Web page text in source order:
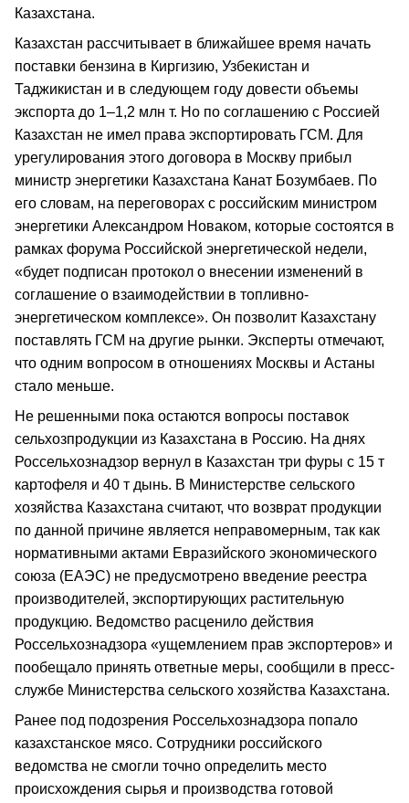
Казахстана.
Казахстан рассчитывает в ближайшее время начать
поставки бензина в Киргизию, Узбекистан и
Таджикистан и в следующем году довести объемы
экспорта до 1–1,2 млн т. Но по соглашению с Россией
Казахстан не имел права экспортировать ГСМ. Для
урегулирования этого договора в Москву прибыл
министр энергетики Казахстана Канат Бозумбаев. По
его словам, на переговорах с российским министром
энергетики Александром Новаком, которые состоятся в
рамках форума Российской энергетической недели,
«будет подписан протокол о внесении изменений в
соглашение о взаимодействии в топливно-
энергетическом комплексе». Он позволит Казахстану
поставлять ГСМ на другие рынки. Эксперты отмечают,
что одним вопросом в отношениях Москвы и Астаны
стало меньше.
Не решенными пока остаются вопросы поставок
сельхозпродукции из Казахстана в Россию. На днях
Россельхознадзор вернул в Казахстан три фуры с 15 т
картофеля и 40 т дынь. В Министерстве сельского
хозяйства Казахстана считают, что возврат продукции
по данной причине является неправомерным, так как
нормативными актами Евразийского экономического
союза (ЕАЭС) не предусмотрено введение реестра
производителей, экспортирующих растительную
продукцию. Ведомство расценило действия
Россельхознадзора «ущемлением прав экспортеров» и
пообещало принять ответные меры, сообщили в пресс-
службе Министерства сельского хозяйства Казахстана.
Ранее под подозрения Россельхознадзора попало
казахстанское мясо. Сотрудники российского
ведомства не смогли точно определить место
происхождения сырья и производства готовой